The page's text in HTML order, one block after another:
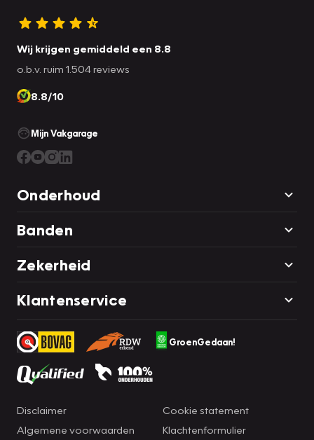
Wij krijgen gemiddeld een 8.8
o.b.v. ruim 1.504 reviews
8.8/10
Mijn Vakgarage
Onderhoud
Banden
Zekerheid
Klantenservice
GroenGedaan!
Disclaimer
Algemene voorwaarden
Cookie statement
Klachtenformulier